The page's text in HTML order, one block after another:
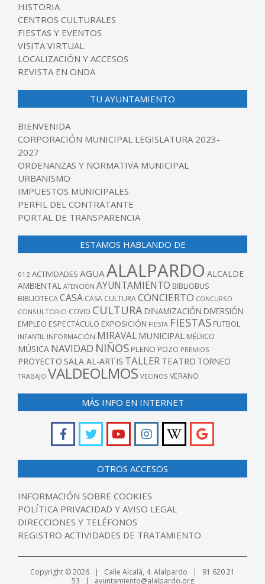
HISTORIA
CENTROS CULTURALES
FIESTAS Y EVENTOS
VISITA VIRTUAL
LOCALIZACIÓN Y ACCESOS
REVISTA EN ONDA
TU AYUNTAMIENTO
BIENVENIDA
CORPORACIÓN MUNICIPAL LEGISLATURA 2023-
2027
ORDENANZAS Y NORMATIVA MUNICIPAL
URBANISMO
IMPUESTOS MUNICIPALES
PERFIL DEL CONTRATANTE
PORTAL DE TRANSPARENCIA
ESTAMOS HABLANDO DE
012 ACTIVIDADES AGUAALALPARDO ALCALDE
AMBIENTAL ATENCIÓN AYUNTAMIENTO BIBLIOBUS
BIBLIOTECACASA CASA CULTURACONCIERTO CONCURSO
CONSULTORIO COVID CULTURA DINAMIZACIÓN DIVERSIÓN
EMPLEO ESPECTÁCULO EXPOSICIÓN FIESTA FIESTAS FUTBOL
INFANTIL INFORMACIÓN MIRAVAL MUNICIPAL MÉDICO
MÚSICA NAVIDAD NIÑOS PLENO POZO PREMIOS
PROYECTO SALA AL-ARTIS TALLER TEATRO TORNEO
TRABAJO VALDEOLMOS VECINOS VERANO
MÁS INFO EN INTERNET
OTROS ACCESOS
INFORMACIÓN SOBRE COOKIES
POLÍTICA PRIVACIDAD Y AVISO LEGAL
DIRECCIONES Y TELÉFONOS
REGISTRO ACTIVIDADES DE TRATAMIENTO
Copyright © 2026 | Calle Alcalá, 4. Alalpardo | 91 620 21
53 | ayuntamiento@alalpardo.org